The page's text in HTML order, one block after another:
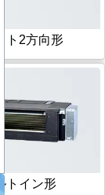
ト2方向形
トイン形